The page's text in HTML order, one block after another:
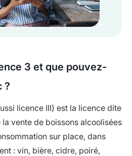
3 et que pouvez-
?
licence III) est la licence dite
vente de boissons alcoolisées
sur place, dans
: vin, bière, cidre, poiré,